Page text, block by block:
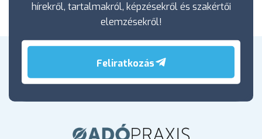
hírekről, tartalmakról, képzésekről és szakértői
elemzésekről!
Feliratkozás